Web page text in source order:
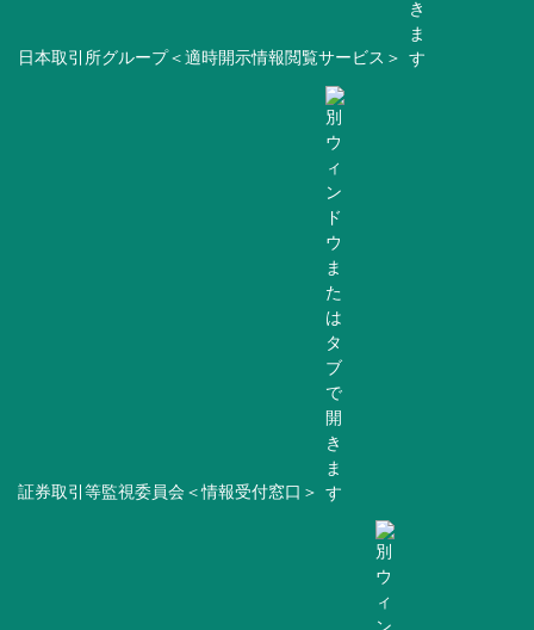
日本取引所グループ＜適時開示情報閲覧サービス＞
証券取引等監視委員会＜情報受付窓口＞